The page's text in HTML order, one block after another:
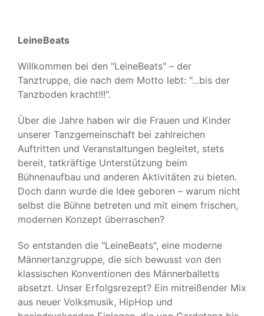
LeineBeats
Willkommen bei den "LeineBeats" – der
Tanztruppe, die nach dem Motto lebt: "...bis der
Tanzboden kracht!!!".
Über die Jahre haben wir die Frauen und Kinder
unserer Tanzgemeinschaft bei zahlreichen
Auftritten und Veranstaltungen begleitet, stets
bereit, tatkräftige Unterstützung beim
Bühnenaufbau und anderen Aktivitäten zu bieten.
Doch dann wurde die Idee geboren – warum nicht
selbst die Bühne betreten und mit einem frischen,
modernen Konzept überraschen?
So entstanden die "LeineBeats", eine moderne
Männertanzgruppe, die sich bewusst von den
klassischen Konventionen des Männerballetts
absetzt. Unser Erfolgsrezept? Ein mitreißender Mix
aus neuer Volksmusik, HipHop und